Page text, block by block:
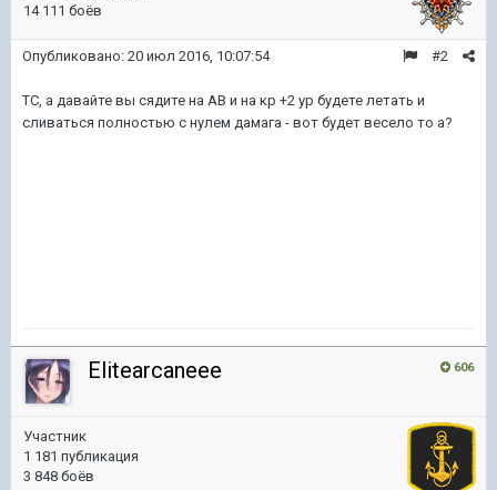
14 111 боёв
#2
Опубликовано: 20 июл 2016, 10:07:54
ТС, а давайте вы сядите на АВ и на кр +2 ур будете летать и
сливаться полностью с нулем дамага - вот будет весело то а?
606
Elitearcaneee
Участник
1 181 публикация
3 848 боёв